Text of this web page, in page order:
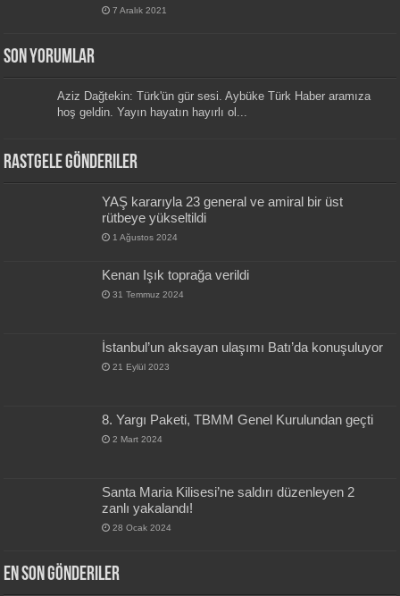
7 Aralık 2021
Son Yorumlar
Aziz Dağtekin: Türk'ün gür sesi. Aybüke Türk Haber aramıza
hoş geldin. Yayın hayatın hayırlı ol...
Rastgele Gönderiler
YAŞ kararıyla 23 general ve amiral bir üst
rütbeye yükseltildi
1 Ağustos 2024
Kenan Işık toprağa verildi
31 Temmuz 2024
İstanbul’un aksayan ulaşımı Batı’da konuşuluyor
21 Eylül 2023
8. Yargı Paketi, TBMM Genel Kurulundan geçti
2 Mart 2024
Santa Maria Kilisesi’ne saldırı düzenleyen 2
zanlı yakalandı!
28 Ocak 2024
En Son Gönderiler